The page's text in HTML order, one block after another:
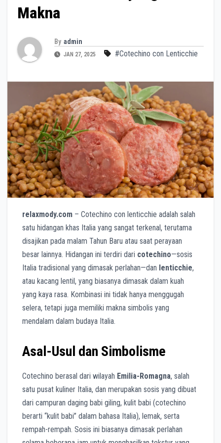
Makna
By admin
JAN 27, 2025 #Cotechino con Lenticchie
relaxmody.com – Cotechino con lenticchie adalah salah
satu hidangan khas Italia yang sangat terkenal, terutama
disajikan pada malam Tahun Baru atau saat perayaan
besar lainnya. Hidangan ini terdiri dari cotechino—sosis
Italia tradisional yang dimasak perlahan—dan lenticchie,
atau kacang lentil, yang biasanya dimasak dalam kuah
yang kaya rasa. Kombinasi ini tidak hanya menggugah
selera, tetapi juga memiliki makna simbolis yang
mendalam dalam budaya Italia.
Asal-Usul dan Simbolisme
Cotechino berasal dari wilayah Emilia-Romagna, salah
satu pusat kuliner Italia, dan merupakan sosis yang dibuat
dari campuran daging babi giling, kulit babi (cotechino
berarti “kulit babi” dalam bahasa Italia), lemak, serta
rempah-rempah. Sosis ini biasanya dimasak perlahan